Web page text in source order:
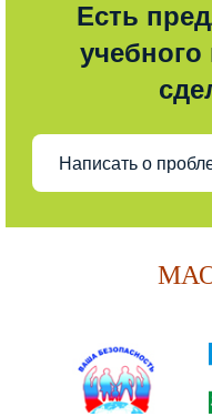
Есть
учебного
Написать о